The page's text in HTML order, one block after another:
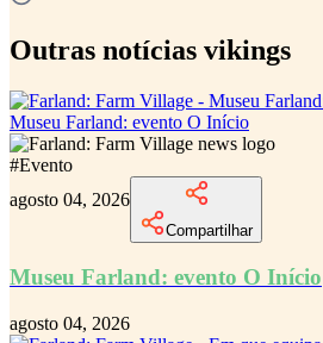
Outras notícias vikings
Museu Farland: evento O Início
#Evento
agosto 04, 2026
Compartilhar
Museu Farland: evento O Início
agosto 04, 2026